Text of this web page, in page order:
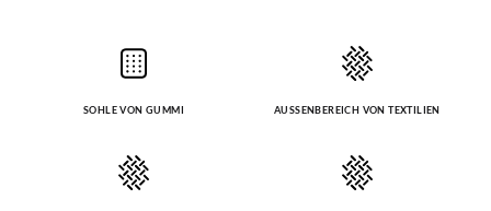
SOHLE VON GUMMI AUSSENBEREICH VON TEXTILIEN